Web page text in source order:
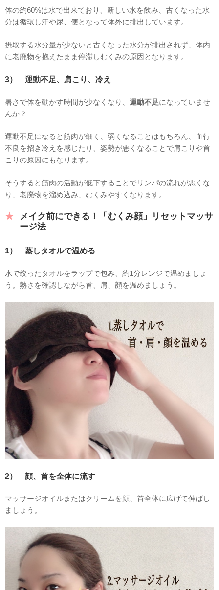
体の約60%は水で出来ており、新しい水を飲み、古くなった水
分は循環し汗や尿、便となって体外に排出しています。
摂取する水分量が少ないと古くなった水分が排出されず、体内
に老廃物を抱えたまま停滞しむくみの原因となります。
3） 運動不足、肩こり、冷え
暑さで体を動かす時間が少なくなり、 運動不足になっていませ
んか？
運動不足になると筋肉が細く、弱くなることはもちろん、血行
不良を招き冷えを感じたり、姿勢が悪くなることで肩こりや首
こりの原因にもなります。
そうすると筋肉の活動が低下することでリンパの流れが悪くな
り、老廃物を溜め込み、むくみやすくなります。
メイク前にできる！「むくみ顔」リセットマッサ
ージ法
1） 蒸しタオルで温める
水で絞ったタオルをラップで包み、約1分レンジで温めましょ
う。熱さを確認しながら首、肩、顔を温めましょう。
2） 顔、首を全体に流す
マッサージオイルまたはクリームを顔、首全体に広げて伸ばし
ましょう。